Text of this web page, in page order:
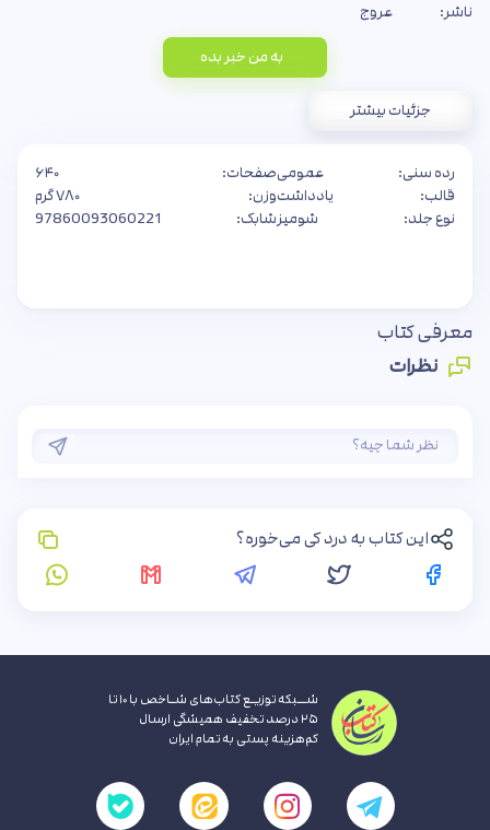
ناشر:
عروج
به من خبر بده
جزئیات بیشتر
رده سنی:
عمومی
قالب:
یادداشت
نوع جلد:
شومیز
صفحات:
۶۴۰
وزن:
۷۸۰ گرم
شابک:
97860093060221
معرفی کتاب
نظرات
این کتاب به درد کی می‌خوره؟
شــبکه توزیـع کتاب‌های شـاخص با ۱۰ تا
۲۵ درصد تخفیف همیشگی ارسال
کم‌هزینه پستی به تمام ایران